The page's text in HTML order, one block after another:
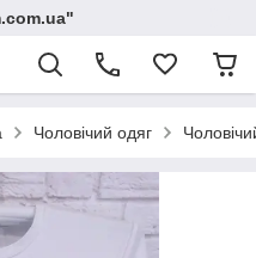
Чоловічий одяг